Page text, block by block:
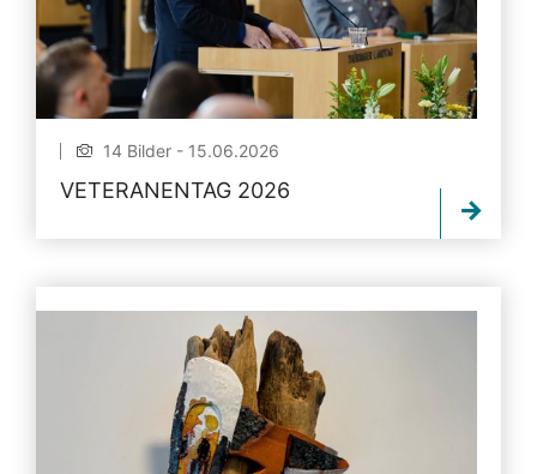
14 Bilder - 15.06.2026
VETERANENTAG 2026